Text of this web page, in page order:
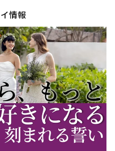
情報